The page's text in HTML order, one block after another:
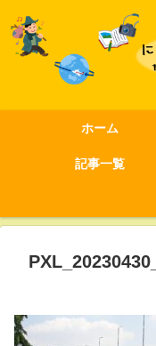
ホーム
記事一覧